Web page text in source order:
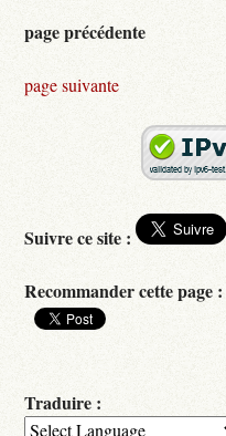
page précédente
page suivante
Suivre ce site :
Recommander cette page :
Traduire :